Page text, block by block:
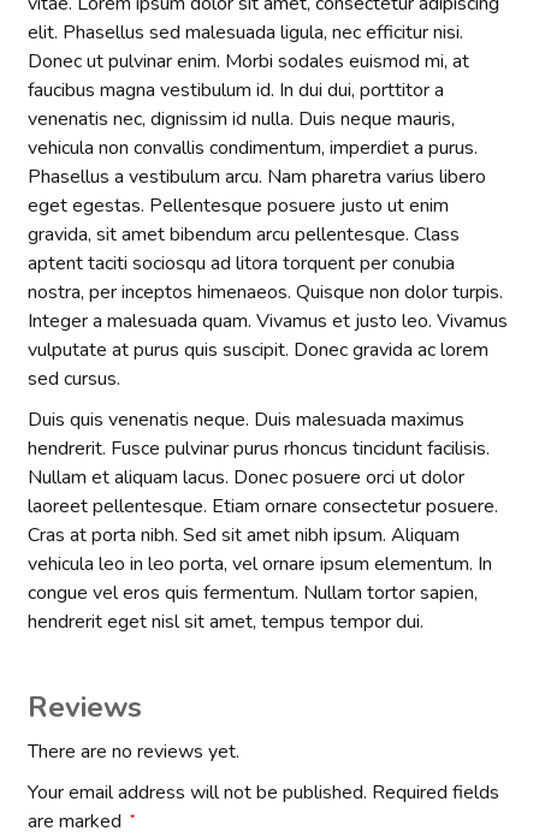
elit. Phasellus sed malesuada ligula, nec efficitur nisi.
Donec ut pulvinar enim. Morbi sodales euismod mi, at
faucibus magna vestibulum id. In dui dui, porttitor a
venenatis nec, dignissim id nulla. Duis neque mauris,
vehicula non convallis condimentum, imperdiet a purus.
Phasellus a vestibulum arcu. Nam pharetra varius libero
eget egestas. Pellentesque posuere justo ut enim
gravida, sit amet bibendum arcu pellentesque. Class
aptent taciti sociosqu ad litora torquent per conubia
nostra, per inceptos himenaeos. Quisque non dolor turpis.
Integer a malesuada quam. Vivamus et justo leo. Vivamus
vulputate at purus quis suscipit. Donec gravida ac lorem
sed cursus.
Duis quis venenatis neque. Duis malesuada maximus
hendrerit. Fusce pulvinar purus rhoncus tincidunt facilisis.
Nullam et aliquam lacus. Donec posuere orci ut dolor
laoreet pellentesque. Etiam ornare consectetur posuere.
Cras at porta nibh. Sed sit amet nibh ipsum. Aliquam
vehicula leo in leo porta, vel ornare ipsum elementum. In
congue vel eros quis fermentum. Nullam tortor sapien,
hendrerit eget nisl sit amet, tempus tempor dui.
Reviews
There are no reviews yet.
Your email address will not be published. Required fields
are marked *